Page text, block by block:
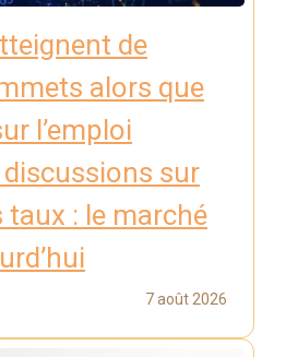
de
alors que
l’emploi
sur
taux : le marché
7 août 2026